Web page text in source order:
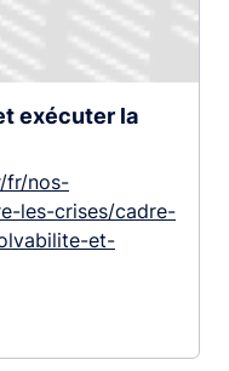
exécuter la
fr/nos-
les-crises/cadre-
et-